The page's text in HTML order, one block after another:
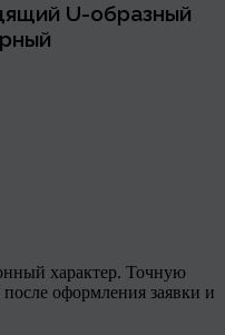
U-образный
характер. Точную
оформления заявки и